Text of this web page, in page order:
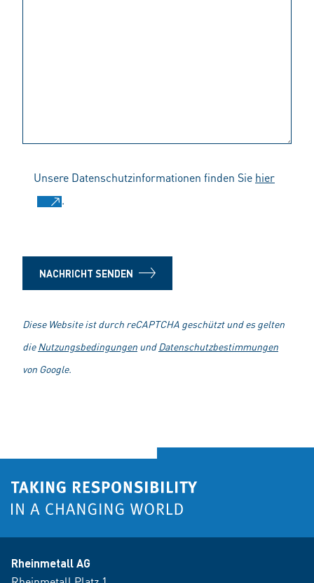
Unsere Datenschutzinformationen finden Sie hier
.
NACHRICHT SENDEN
Diese Website ist durch reCAPTCHA geschützt und es gelten
dieNutzungsbedingungen undDatenschutzbestimmungen
von Google.
Rheinmetall AG